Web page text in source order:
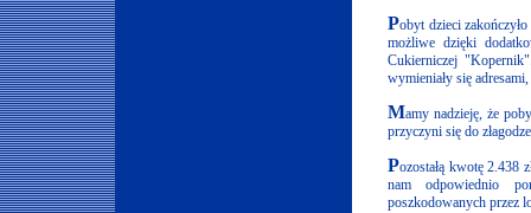
Pobyt dzieci
możliwe dzięki
Cukierniczej
wymieniały się
Mamy nadzieję, że
przyczyni się do
Pozostałą kwotę 2.438
nam odpowiednio
poszkodowanych przez